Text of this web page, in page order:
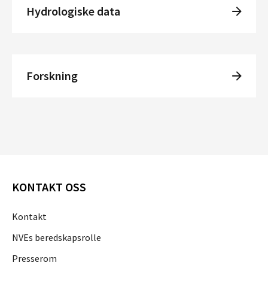
Hydrologiske data
Forskning
KONTAKT OSS
Kontakt
NVEs beredskapsrolle
Presserom